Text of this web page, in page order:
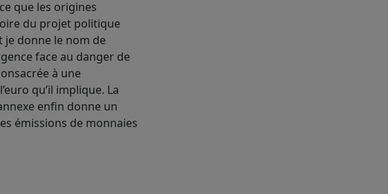
que les origines
du projet politique
je donne le nom de
face au danger de
à une
qu’il implique. La
enfin donne un
émissions de monnaies